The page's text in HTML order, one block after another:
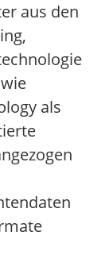
aus den
als